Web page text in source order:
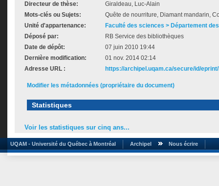
Directeur de thèse:
Giraldeau, Luc-Alain
Mots-clés ou Sujets:
Quête de nourriture, Diamant mandarin,
Unité d'appartenance:
Faculté des sciences > Département
Déposé par:
RB Service des bibliothèques
Date de dépôt:
07 juin 2010 19:44
Dernière modification:
01 nov. 2014 02:14
Adresse URL :
https://archipel.uqam.ca/secure/id/
Modifier les métadonnées (propriétaire du document)
Statistiques
Voir les statistiques sur cinq ans...
UQAM - Université du Québec à Montréal Archipel Nous écrire